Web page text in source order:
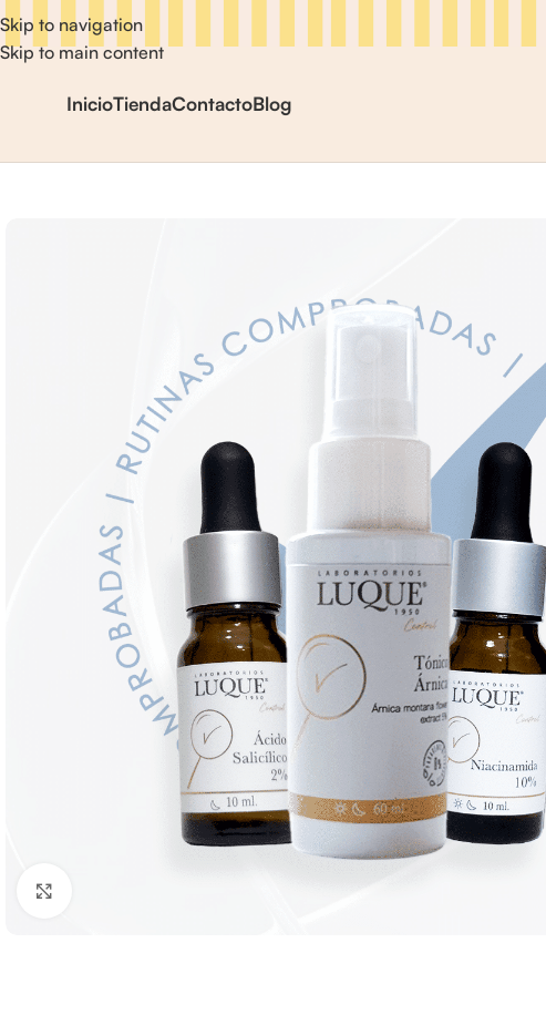
Skip to navigation
Skip to main content
InicioTiendaContactoBlog